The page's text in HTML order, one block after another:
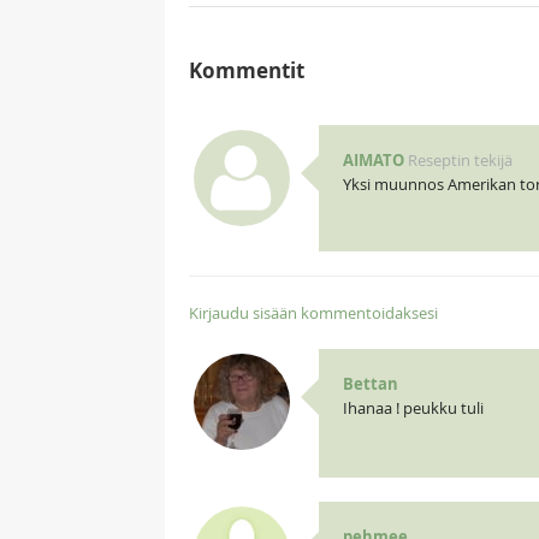
Kommentit
AIMATO Reseptin tekijä
Yksi muunnos Amerikan
Kirjaudu sisään kommentoidaksesi
Bettan
Ihanaa ! peukku tuli